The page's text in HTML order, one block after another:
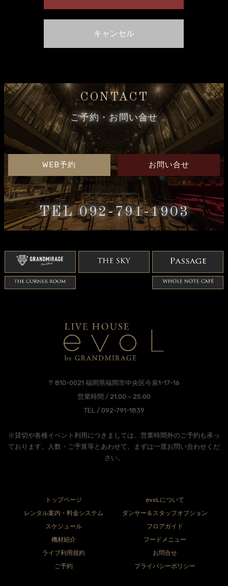
CONTACT
ご予約・お問い合せ
WEB予約 お問い合せ
TEL 092-791-1903
〒810-0021 福岡県福岡市中央区今泉1-17-16
営業時間 / 21:00～25:00
TEL / 092-791-1839
※貸切や各種イベント利用につきましては、営業時間外のご予約も承っ
ております。人数・ご予算等とあわせて、まずは一度お問い合わせくだ
さい。
トップページ
evoLについて
レンタル案内・料金システム
ダンサー＆スタッフオプション
スケジュール
フロアガイド
機材紹介
フードメニュー
ライブ利用規約
お問合せ
ご予約
プライバシーポリシー